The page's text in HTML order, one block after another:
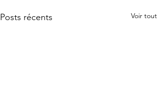
Posts récents Voir tout